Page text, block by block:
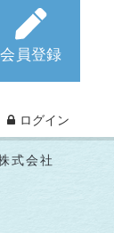
会員登録
ログイン
式会社